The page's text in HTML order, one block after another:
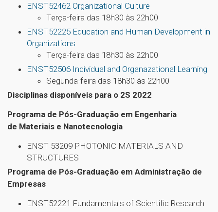
ENST52462 Organizational Culture
Terça-feira das 18h30 às 22h00
ENST52225 Education and Human Development in
Organizations
Terça-feira das 18h30 às 22h00
ENST52506 Individual and Organazational Learning
Segunda-feira das 18h30 às 22h00
Disciplinas disponíveis para o 2S 2022
Programa de Pós-Graduação em Engenharia
de Materiais e Nanotecnologia
ENST 53209 PHOTONIC MATERIALS AND
STRUCTURES
Programa de Pós-Graduação em Administração de
Empresas
ENST52221 Fundamentals of Scientific Research